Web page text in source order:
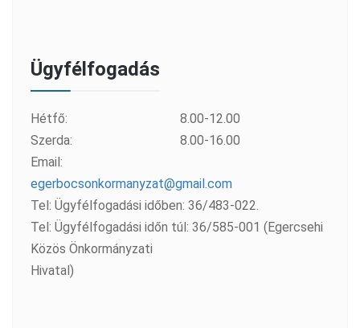
Ügyfélfogadás
Hétfő:
8.00-12.00
Szerda:
8.00-16.00
Email:
egerbocsonkormanyzat@gmail.com
Tel: Ügyfélfogadási időben: 36/483-022.
Tel: Ügyfélfogadási időn túl: 36/585-001 (Egercsehi
Közös Önkormányzati
Hivatal)